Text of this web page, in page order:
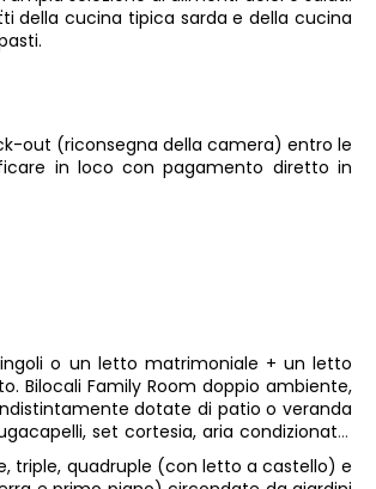
triple, quadruple (con letto a castello) e
o un letto matrimoniale + un letto
Bilocali Family Room doppio ambiente,
dotate di patio o veranda
set cortesia, aria condizionata,
out (riconsegna della camera) entro le
in loco con pagamento diretto in
della cucina tipica sarda e della cucina